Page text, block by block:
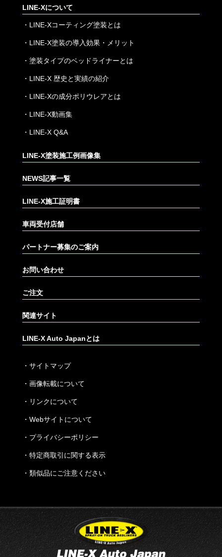
LINE-Xについて
・ LINE-Xコーティング塗装とは
・ LINE-X塗装の導入効果・メリット
・ 塗装タイプのベッドライナーとは
・ LINE-X 歴史と実績の紹介
・ LINE-Xの成分ポリウレアとは
・ LINE-X動画集
・ LINE-X Q&A
LINE-X塗装施工例画像集
NEWS記事一覧
LINE-X施工証明書
車両受付店舗
パートナー募集のご案内
お問い合わせ
ご注文
関連サイト
LINE-X Auto Japanとは
・ サイトマップ
・ 画像転載について
・ リンクについて
・ Webサイトについて
・ プライバシーポリシー
・ 特定商取引に関する表示
・ 類似品にご注意ください